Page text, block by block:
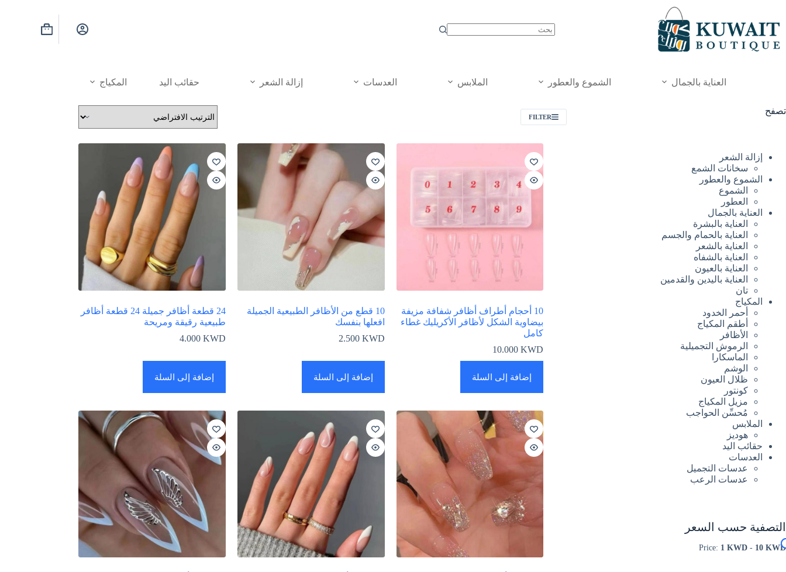
المحتوى
عربة
العناية بالجمال الشموع والعطور الملابس العدسات إزالة الشعر حقائب اليد المكياج
FILTER
10 أحجام أطراف أظافر شفافة مزيفة
بيضاوية الشكل لأظافر الأكريليك غطاء
كامل
10.000KWD
إضافة إلى السلة
10 قطع من الأظافر الطبيعية الجميلة
افعلها بنفسك
2.500 KWD
إضافة إلى السلة
24 قطعة أظافر جميلة 24 قطعة أظافر
طبيعية رقيقة ومريحة
4.000 KWD
إضافة إلى السلة
تصفح
إزالة الشعر
سخانات الشمع
الشموع والعطور
الشموع
العطور
العناية بالجمال
العناية بالبشرة
العناية بالحمام والجسم
العناية بالشعر
العناية بالشفاه
العناية بالعيون
العناية باليدين والقدمين
تان
المكياج
أحمر الخدود
أطقم المكياج
الأظافر
الرموش التجميلية
الماسكارا
الوشم
ظلال العيون
كونتور
مزيل المكياج
مُحسِّن الحواجب
الملابس
هوديز
حقائب اليد
العدسات
عدسات التجميل
عدسات الرعب
التصفية حسب السعر
Price: 1 KWD - 10 KWD